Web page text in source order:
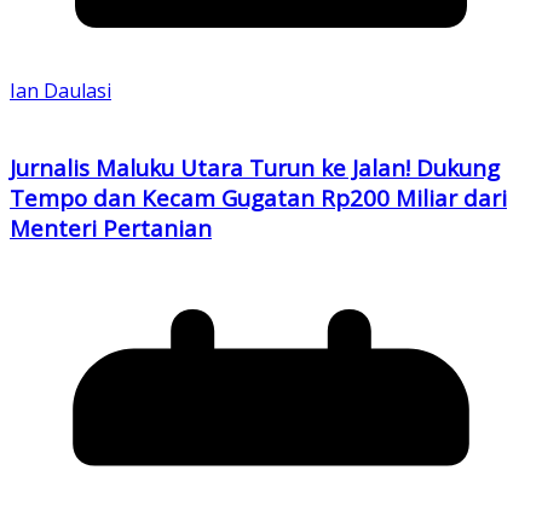
Ian Daulasi
Jurnalis Maluku Utara Turun ke Jalan! Dukung
Tempo dan Kecam Gugatan Rp200 Miliar dari
Menteri Pertanian